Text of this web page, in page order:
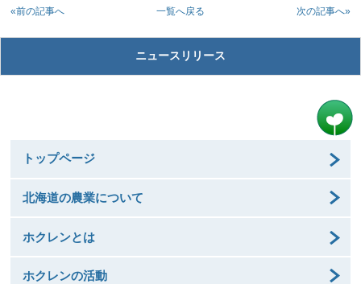
一覧へ戻る
«前の記事へ 次の記事へ»
ニュースリリース
トップページ
北海道の農業について
ホクレンとは
ホクレンの活動